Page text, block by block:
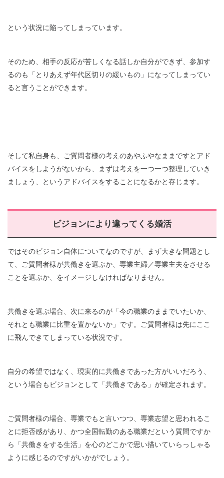
という状況に陥ってしまっています。
そのため、相手の反応が苦しくなる話しか自分ができず、参加す
るのも「とりあえず年代区切りの緩いもの」になってしまってい
ると言うことができます。
そして私自身も、ご質問者様の考えのあやふやなままですとアド
バイスをしようがないから、まずは考えを一つ一つ整理していき
ましょう、というアドバイスをすることになるかと存じます。
ビジョンにより違ってくる婚活
ではそのビジョン自体についてなのですが、まず大きな問題とし
て、ご質問者様が共働きを選ぶか、専業主婦／専業主夫をさせる
ことを選ぶか、をイメージしなければなりません。
共働きを選ぶ場合、次に来るのが「今の職業のままでいたいか、
それとも職業に比重を置かないか」です。ご質問者様は先にここ
に飛んできてしまっている状況です。
自分の希望ではなく、現実的に共働きであった方がいいだろう、
という場合もビジョンとして「共働きである」が確定されます。
ご質問者様の場合、専業でもと言いつつ、専業志望と思われるこ
とに拒否感があり、かつ全国転勤のある職業だという質問ですか
ら「共働きをする生活」を心のどこかで思い描いていらっしゃる
ように感じるのですがいかがでしょう。